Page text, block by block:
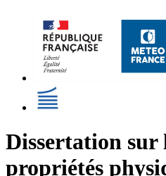
Dissertation sur
propriétés